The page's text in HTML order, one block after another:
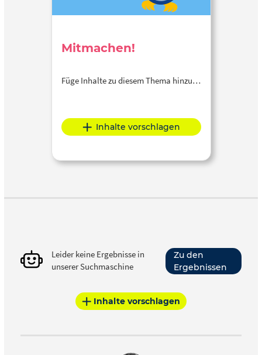
Mitmachen!
Füge Inhalte zu diesem Thema hinzu…
Inhalte vorschlagen
Leider keine Ergebnisse in
unserer Suchmaschine
Zu den
Ergebnissen
Inhalte vorschlagen